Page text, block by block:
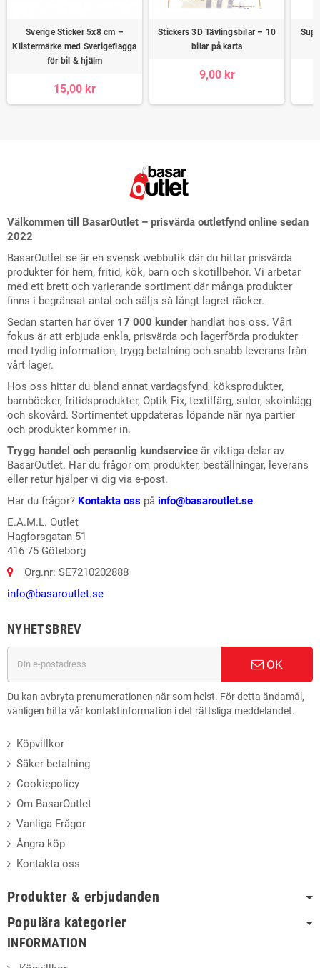
Sverige Sticker 5x8 cm –
Klistermärke med Sverigeflagga
för bil & hjälm
15,00 kr
Stickers 3D Tävlingsbilar – 10
bilar på karta
9,00 kr
Välkommen till BasarOutlet – prisvärda outletfynd online sedan
2022
BasarOutlet.se är en svensk webbutik där du hittar prisvärda
produkter för hem, fritid, kök, barn och skotillbehör. Vi arbetar
med ett brett och varierande sortiment där många produkter
finns i begränsat antal och säljs så långt lagret räcker.
Sedan starten har över 17 000 kunderhandlat hos oss. Vårt
fokus är att erbjuda enkla, prisvärda och lagerförda produkter
med tydlig information, trygg betalning och snabb leverans från
vårt lager.
Hos oss hittar du bland annat vardagsfynd, köksprodukter,
barnböcker, fritidsprodukter, Optik Fix, textilfärg, sulor, skoinlägg
och skovård. Sortimentet uppdateras löpande när nya partier
och produkter kommer in.
Trygg handel och personlig kundservice är viktiga delar av
BasarOutlet. Har du frågor om produkter, beställningar, leverans
eller retur hjälper vi dig via e-post.
Har du frågor? Kontakta oss på info@basaroutlet.se.
E.A.M.L. Outlet
Hagforsgatan 51
416 75 Göteborg
Org.nr: SE7210202888
info@basaroutlet.se
NYHETSBREV
OK
Du kan avbryta prenumerationen när som helst. För detta ändamål,
vänligen hitta vår kontaktinformation i det rättsliga meddelandet.
Köpvillkor
Säker betalning
Cookiepolicy
Om BasarOutlet
Vanliga Frågor
Ångra köp
Kontakta oss
Produkter & erbjudanden
Populära kategorier
INFORMATION